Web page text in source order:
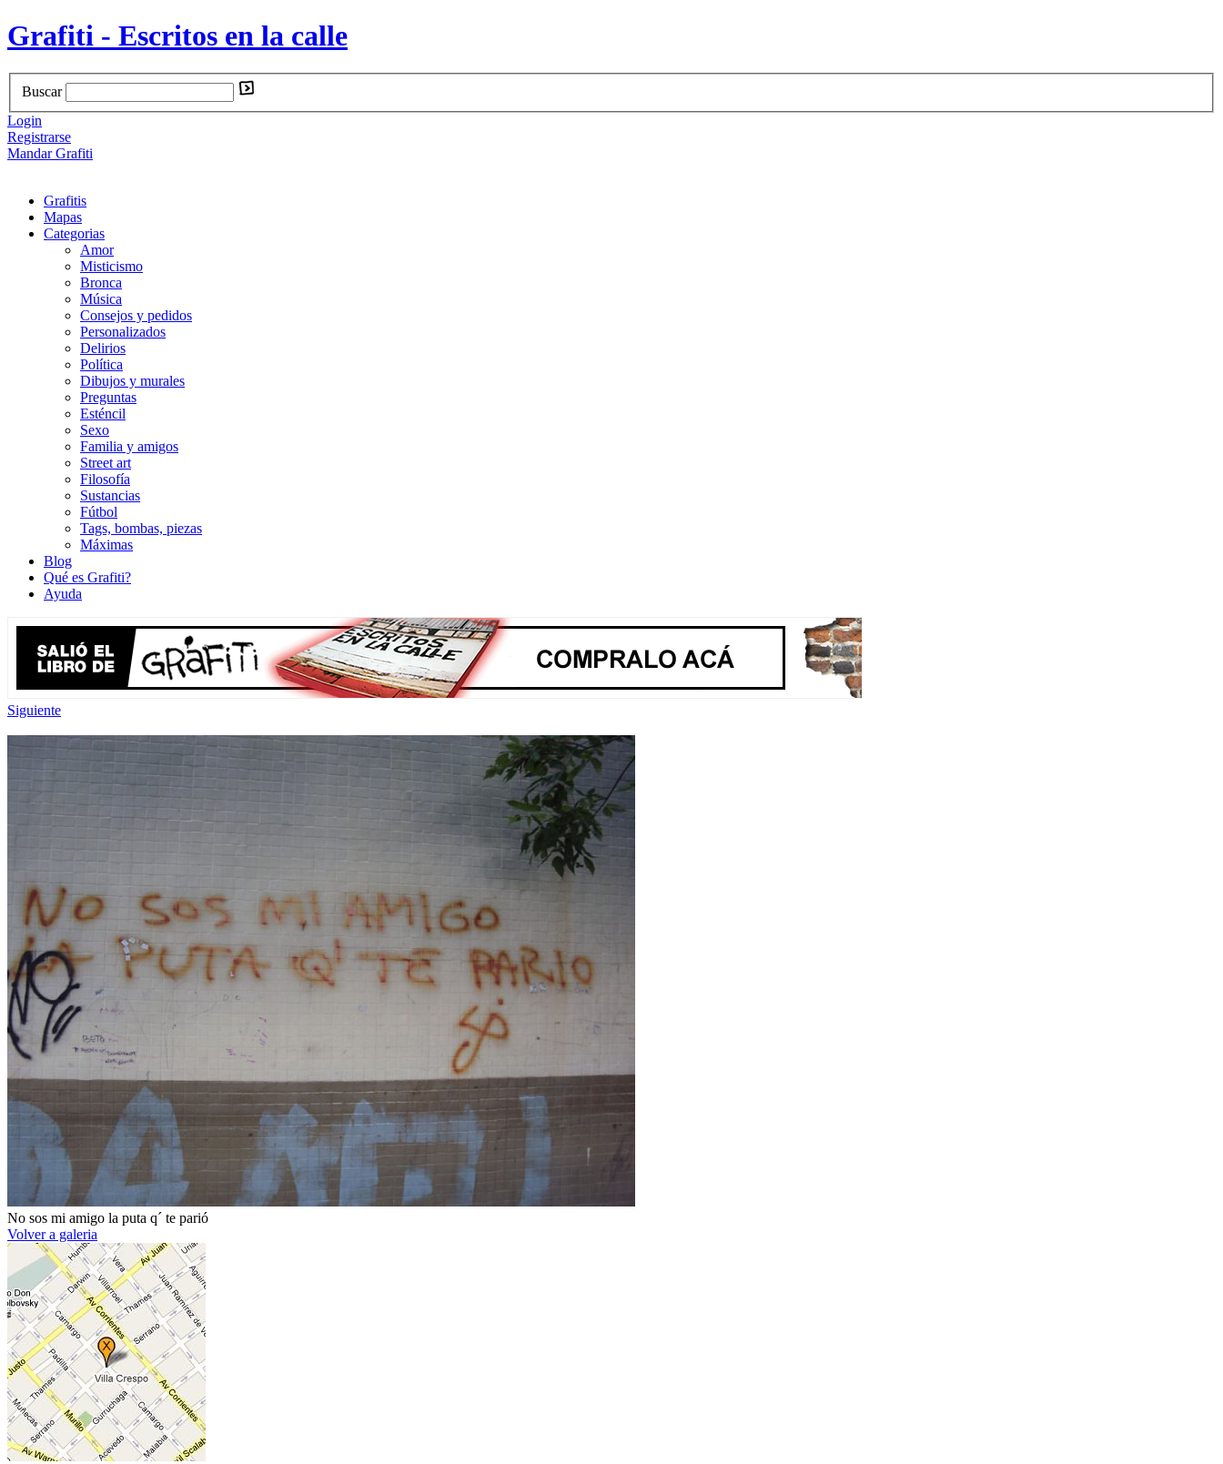
Grafiti - Escritos en la calle
Buscar
Login
Registrarse
Mandar Grafiti
Grafitis
Mapas
Categorias
Amor
Misticismo
Bronca
Música
Consejos y pedidos
Personalizados
Delirios
Política
Dibujos y murales
Preguntas
Esténcil
Sexo
Familia y amigos
Street art
Filosofía
Sustancias
Fútbol
Tags, bombas, piezas
Máximas
Blog
Qué es Grafiti?
Ayuda
Siguiente
No sos mi amigo la puta q´ te parió
Volver a galeria